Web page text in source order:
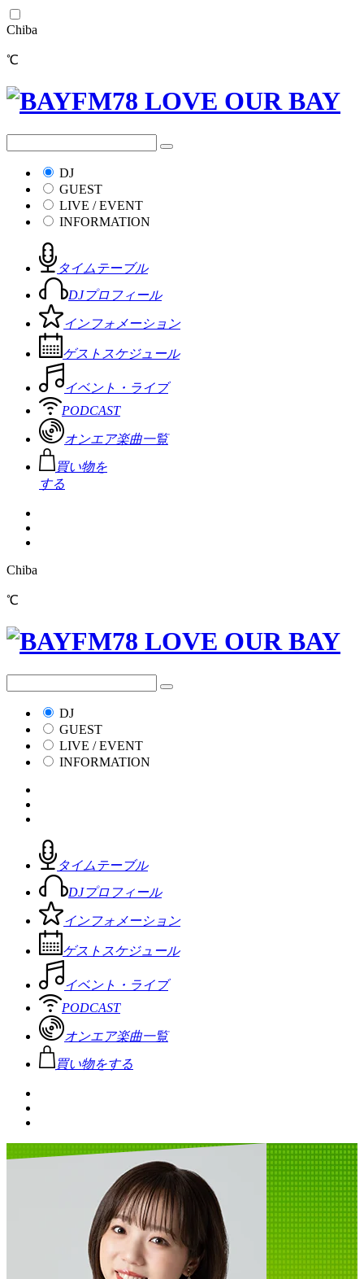
Chiba
℃
DJ
GUEST
LIVE / EVENT
INFORMATION
タイムテーブル
DJプロフィール
インフォメーション
ゲストスケジュール
イベント・ライブ
PODCAST
オンエア楽曲一覧
買い物を
する
Chiba
℃
DJ
GUEST
LIVE / EVENT
INFORMATION
タイムテーブル
DJプロフィール
インフォメーション
ゲストスケジュール
イベント・ライブ
PODCAST
オンエア楽曲一覧
買い物をする